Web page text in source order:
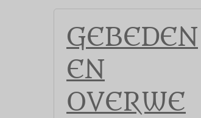
GEBEDEN
EN
OVERWE